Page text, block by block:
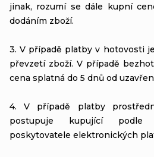
jinak, rozumí se dále kupní
dodáním zboží.
3. V případě platby v hotovosti
převzetí zboží. V případě
cena splatná do 5 dnů od
4. V případě platby
postupuje kupující podle
poskytovatele elektronických